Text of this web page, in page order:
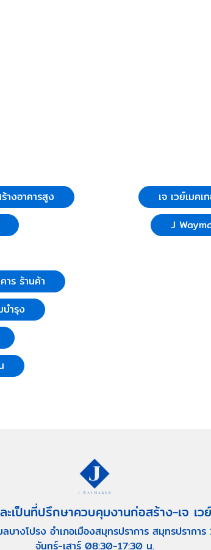
างอาคารสูง
าร ร้านค้า
ำรุง
เจ เวย์เมคเ
J
เป็นที่ปรึกษาควบคุมงานก่อสร้าง-เจ เว
บางโปรง อำเภอเมืองสมุทรปราการ สมุทรปรากา
จันทร์-เสาร์ 08:30-17:30 น.